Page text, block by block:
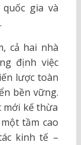
gia và
cả hai nhà
định việc
lược toàn
bền vững.
mới kế thừa
tầm cao
kinh tế –